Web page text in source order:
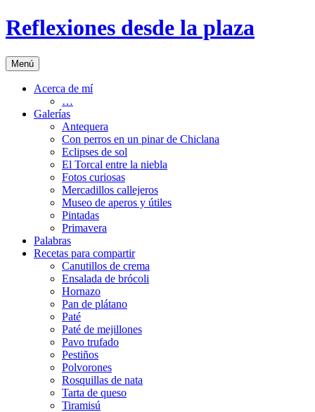
Saltar
al
Reflexiones desde la plaza
Menú
Acerca de mí
…
Galerías
Antequera
Con perros en un pinar de Chiclana
Eclipses de sol
El Torcal entre la niebla
Fotos curiosas
Mercadillos callejeros
Museo de aperos y útiles
Pintadas
Primavera
Palabras
Recetas para compartir
Canutillos de crema
Ensalada de brócoli
Hornazo
Pan de plátano
Paté
Paté de mejillones
Pavo trufado
Pestiños
Polvorones
Rosquillas de nata
Tarta de queso
Tiramisú